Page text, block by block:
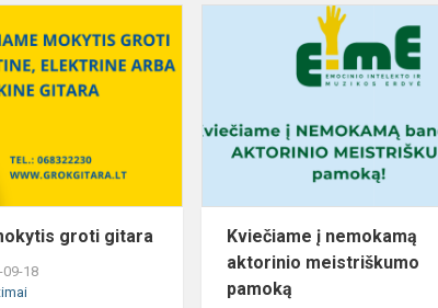
groti gitara
09-18
Kviečiame į nemokamą
aktorinio meistriškumo
pamoką